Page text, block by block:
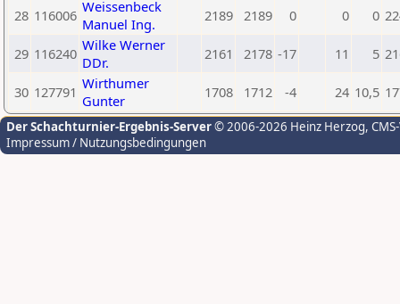
28 116006 Weissenbeck
Manuel Ing.
2189 2189 0 0 0
29 116240 Wilke Werner
DDr.
2161 2178 -17 11 5
30 127791 Wirthumer
Gunter
1708 1712 -4 24 10,5
Der Schachturnier-Ergebnis-Server© 2006-2026 Heinz Herzog,
Impressum / Nutzungsbedingungen